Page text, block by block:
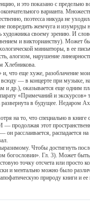
и это показано с предельно
варианта.
поэтесса никуда не
повредить жемчуга и
своему зрению. И
и викторианству). Может
миниатюры, в ее
алогизм, нарушение
Хлебникова.
еще хуже, разоблачение
— в концерте при музыке,
др.), оказывается еще одним
«Примечаний и экскурсов»
в будущее.
то, что специально в книге
продолжая этот
распадается
Чтобы достигнуть
богословии». Гл. 3). Может
точку отсчета или
и ментально можно было
природу книги и